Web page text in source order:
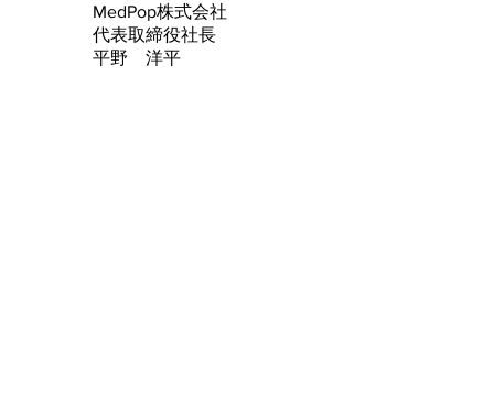
MedPop株式会社
代表取締役社長
平野 洋平